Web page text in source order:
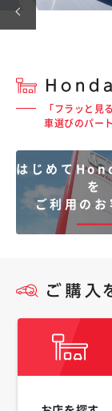
「フラッと見
車選びのパー
はじめて
を
ご利用のお